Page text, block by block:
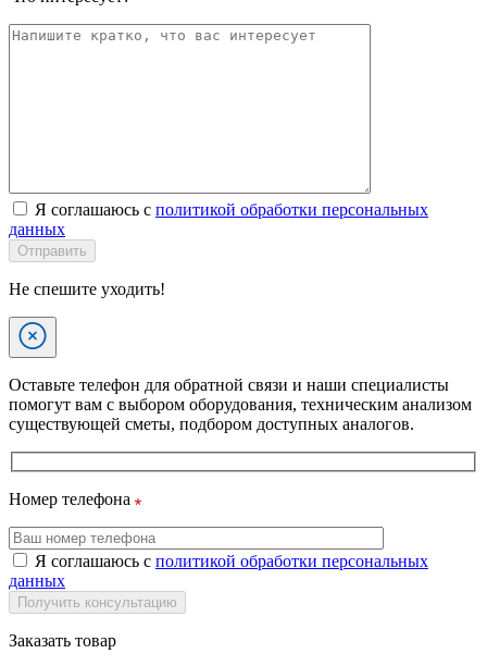
Я соглашаюсь с политикой обработки персональных
данных
Отправить
Не спешите уходить!
Оставьте телефон для обратной связи и наши специалисты
помогут вам с выбором оборудования, техническим анализом
существующей сметы, подбором доступных аналогов.
Номер телефона
Я соглашаюсь с политикой обработки персональных
данных
Получить консультацию
Заказать товар